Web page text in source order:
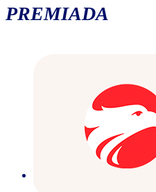
PREMIADA